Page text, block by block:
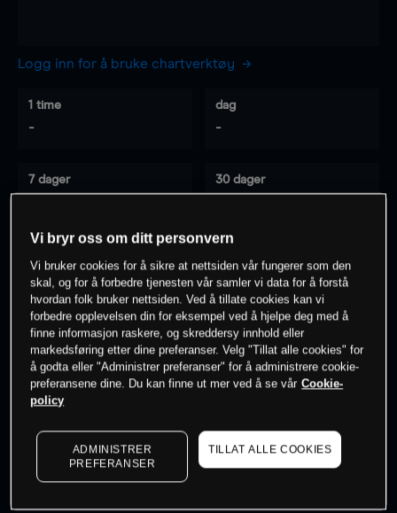
Logg inn for å bruke chartverktøy
1 time
-
dag
-
7 dager 30 dager
0% av kunder erpå dette instrumentet
Søk om konto
Kursene er veiledende. to see latest market data
Vi bryr oss om ditt personvern
Vi bruker cookies for å sikre at nettsiden vår fungerer som den
skal, og for å forbedre tjenesten vår samler vi data for å forstå
hvordan folk bruker nettsiden. Ved å tillate cookies kan vi
forbedre opplevelsen din for eksempel ved å hjelpe deg med å
finne informasjon raskere, og skreddersy innhold eller
markedsføring etter dine preferanser. Velg "Tillat alle cookies" for
å godta eller "Administrer preferanser" for å administrere cookie-
preferansene dine. Du kan finne ut mer ved å se vår Cookie-
policy
ADMINISTRER
PREFERANSER
TILLAT ALLE COOKIES